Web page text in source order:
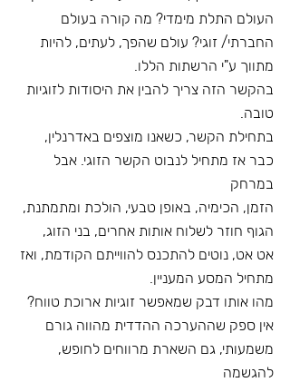
העולם התלת מימדי? מה קורה בעולם
החברתי/ זוגי? עולם שהפך, לעתים, להיות
מתווך ע"י הרשתות הללו.
בהקשר הזה צריך להבין את היסודות לזוגיות
טובה.
בתחילת הקשר, כשאנו מוצפים באדרנלין,
כבר אז מתחיל לנבוט הקשר הזוגי. אבל
במרחק
הזמן, הכימיה, באופן טבעי, הולכת ומתמתנת,
הגוף חוזר לשלוח אותות אחרים, בני הזוג,
אט אט, נוטים להתכנס להווייתם הקודמת, ואז
מתחיל המסע המעניין.
מהו אותו דבק שמאפשר זוגיות ארוכת טווח?
אין ספק שההערכה ההדדית מהווה גורם
משמעותי, גם השארת מרווחים לחופש,
להגשמה